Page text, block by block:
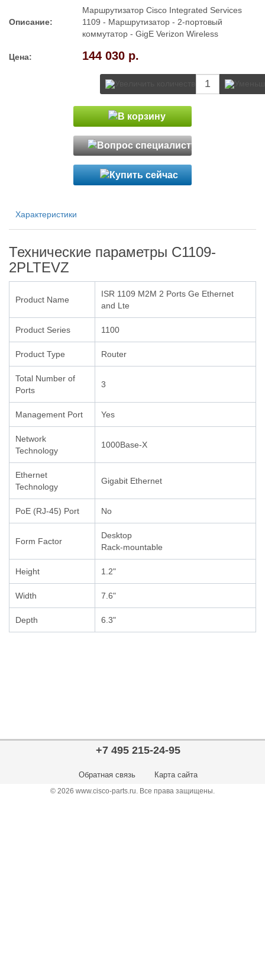
Описание:
Маршрутизатор Cisco Integrated Services
1109 - Маршрутизатор - 2-портовый
коммутатор - GigE Verizon Wireless
Цена: 144 030 р.
Характеристики
Технические параметры C1109-
2PLTEVZ
Product Name
ISR 1109 M2M 2 Ports Ge Ethernet
and Lte
Product Series 1100
Product Type Router
Total Number of
Ports
3
Management Port Yes
Network
Technology
1000Base-X
Ethernet
Technology
Gigabit Ethernet
PoE (RJ-45) Port No
Form Factor
Desktop
Rack-mountable
Height 1.2"
Width 7.6"
Depth 6.3"
+7 495 215-24-95
Обратная связь Карта сайта
© 2026 www.cisco-parts.ru. Все права защищены.